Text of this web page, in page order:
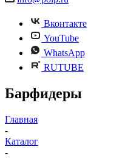
Вконтакте
YouTube
WhatsApp
RUTUBE
Барфидеры
Главная
-
Каталог
-